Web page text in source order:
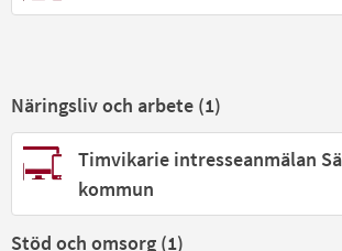
Näringsliv och arbete (1)
Timvikarie intresseanmälan
kommun
Stöd och omsorg (1)